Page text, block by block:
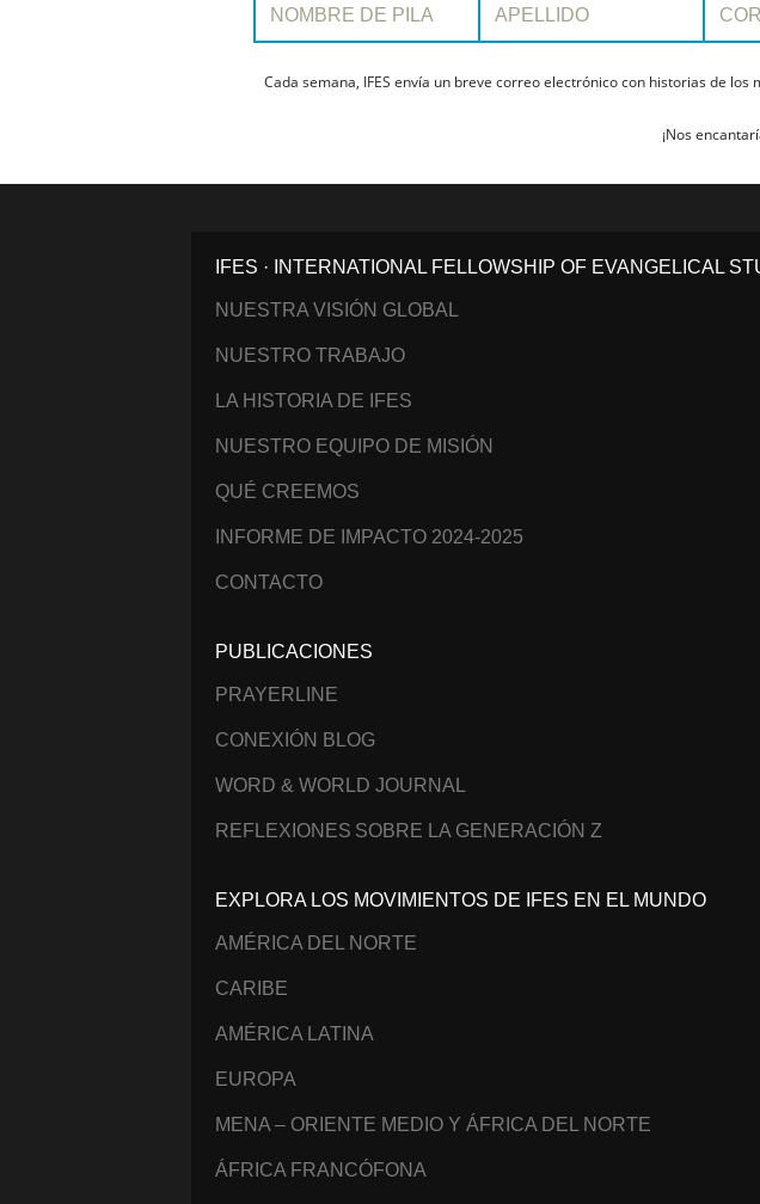
Cada semana, IFES envía un breve correo electrónico con historias de
¡Nos
IFES · INTERNATIONAL FELLOWSHIP OF EVANGELICAL
NUESTRA VISIÓN GLOBAL
NUESTRO TRABAJO
LA HISTORIA DE IFES
NUESTRO EQUIPO DE MISIÓN
QUÉ CREEMOS
INFORME DE IMPACTO 2024-2025
CONTACTO
PUBLICACIONES
PRAYERLINE
CONEXIÓN BLOG
WORD & WORLD JOURNAL
REFLEXIONES SOBRE LA GENERACIÓN Z
EXPLORA LOS MOVIMIENTOS DE IFES EN EL MUNDO
AMÉRICA DEL NORTE
CARIBE
AMÉRICA LATINA
EUROPA
MENA – ORIENTE MEDIO Y ÁFRICA DEL NORTE
ÁFRICA FRANCÓFONA